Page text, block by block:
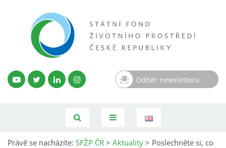
Odběr newsletteru
Právě se nacházíte: SFŽP ČR > Aktuality > Poslechněte si, co